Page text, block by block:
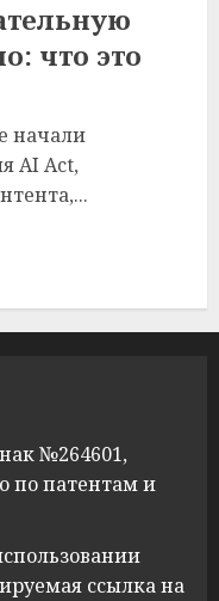
что это
начали
AI Act,
№264601,
по патентам и
ссылка на